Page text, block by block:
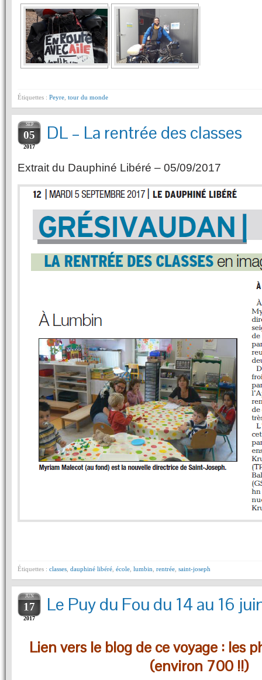
Étiquettes : Peyre tour du monde
SEP
05
2017
DL – La rentrée des classes
Extrait du Dauphiné Libéré – 05/09/2017
Étiquettes : classes dauphiné libéré école lumbin rentrée saint-joseph
JUN
17
2017
Le Puy du Fou du 14 au 16
Lien vers le blog de ce voyage : les
(environ 700 !!)